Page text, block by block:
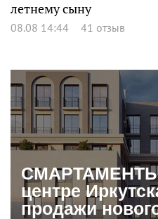
летнему сыну
08.08 14:44 41 отзыв
СМАРТАМЕНТЫ
центре
продажи